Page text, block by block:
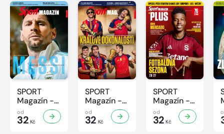
SPORT
Magazín -
32/2026
od
32 Kč
SPORT
Magazín -
31/2026
od
32 Kč
SPORT
Magazín -
30/2026
od
32 Kč